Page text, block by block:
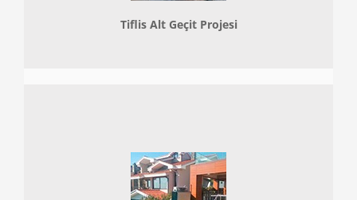
Tiflis Alt Geçit Projesi